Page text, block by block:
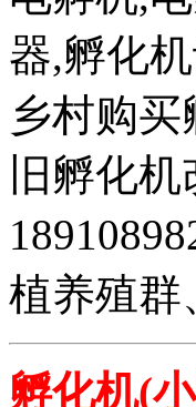
器,孵化
乡村购
旧孵化
植养殖群
孵化机(